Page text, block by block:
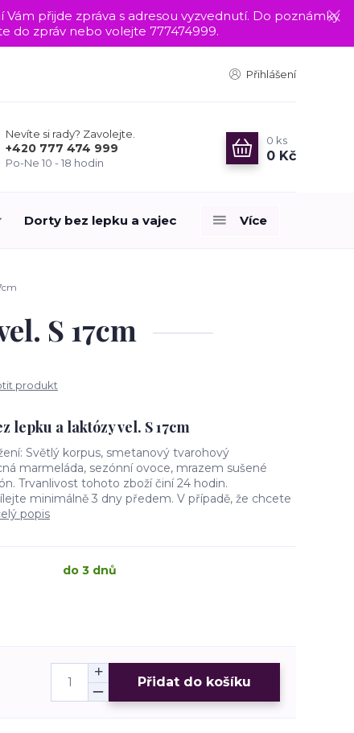
přijde zpráva s adresou vyzvednutí. Do poznámky
do zpráv nebo volejte 777474999.
Přihlášení
Nevíte si rady? Zavolejte.
+420 777 474 999
Po-Ne 10 - 18 hodin
0 ks
0 Kč
Dorty bez lepku a vajec Více
S 17cm
produkt
lepku a laktózy vel. S 17cm
Světlý korpus, smetanový tvarohový
marmeláda, sezónní ovoce, mrazem sušené
Trvanlivost tohoto zboží činí 24 hodin.
minimálně 3 dny předem. V případě, že chcete
popis
do 3 dnů
Přidat do košíku